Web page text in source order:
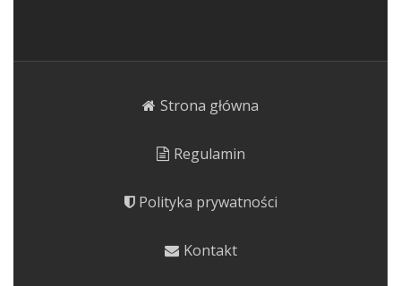
Strona główna
Regulamin
Polityka prywatności
Kontakt